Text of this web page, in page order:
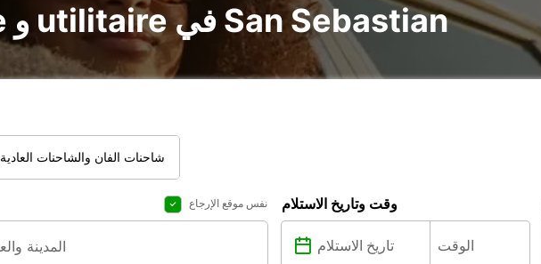
تأجير voiture و utilitaire في San Sebastian
شاحنات الفان والشاحنات العادية
نفس موقع الإرجاع وقت وتاريخ الاستلام